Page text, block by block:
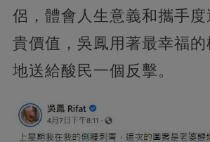
侶，體會人生意義和攜手
貴價值，吳鳳用著最幸福
地送給酸民一個反擊。